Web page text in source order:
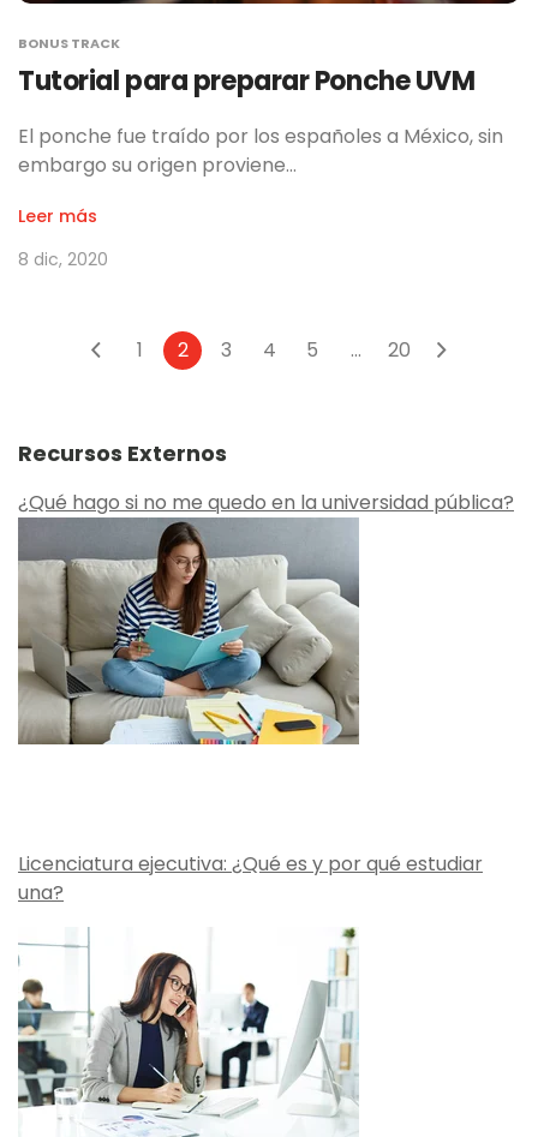
BONUS TRACK
Tutorial para preparar Ponche UVM
El ponche fue traído por los españoles a México, sin
embargo su origen proviene…
Leer más
8 dic, 2020
1 2 3 4 5 ... 20
Recursos Externos
¿Qué hago si no me quedo en la universidad pública?
Licenciatura ejecutiva: ¿Qué es y por qué estudiar
una?